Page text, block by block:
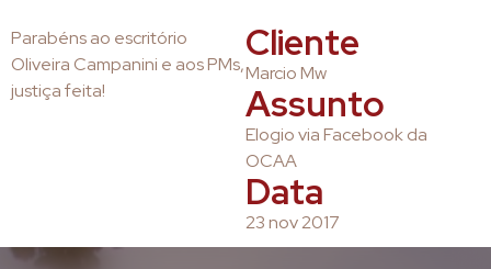
Parabéns ao escritório
Oliveira Campanini e aos PMs,
justiça feita!
Cliente
Marcio Mw
Assunto
Elogio via Facebook da
OCAA
Data
23 nov 2017